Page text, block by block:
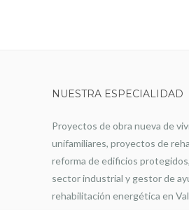
NUESTRA ESPECIALIDAD
Proyectos de obra nueva de
unifamiliares, proyectos de
reforma de edificios
sector industrial y gestor de
rehabilitación energética en